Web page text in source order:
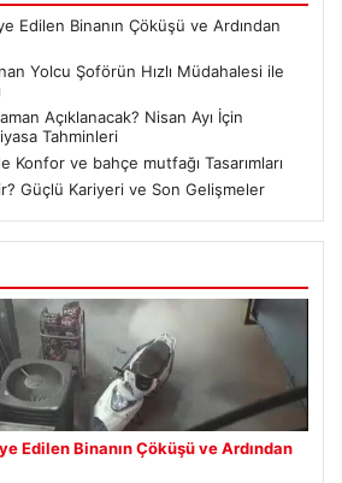
Edilen Binanın Çöküşü ve Ardından
Yolcu Şoförün Hızlı Müdahalesi ile
Açıklanacak? Nisan Ayı İçin
Tahminleri
Konfor ve bahçe mutfağı Tasarımları
Güçlü Kariyeri ve Son Gelişmeler
Edilen Binanın Çöküşü ve Ardından